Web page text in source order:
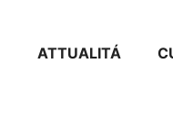
ATTUALITÁ